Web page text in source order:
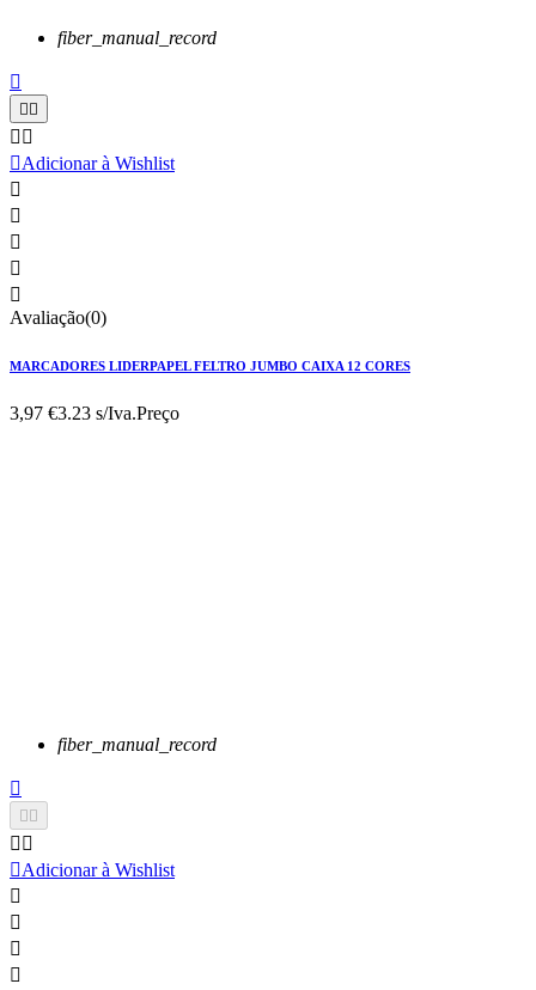
fiber_manual_record

 
 
Adicionar à Wishlist





Avaliação(0)
MARCADORES LIDERPAPEL FELTRO JUMBO CAIXA 12 CORES
3,97 €3.23 s/Iva.Preço
fiber_manual_record

 
 
Adicionar à Wishlist



